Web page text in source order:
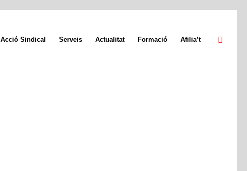
Acció Sindical Serveis Actualitat Formació Afilia’t